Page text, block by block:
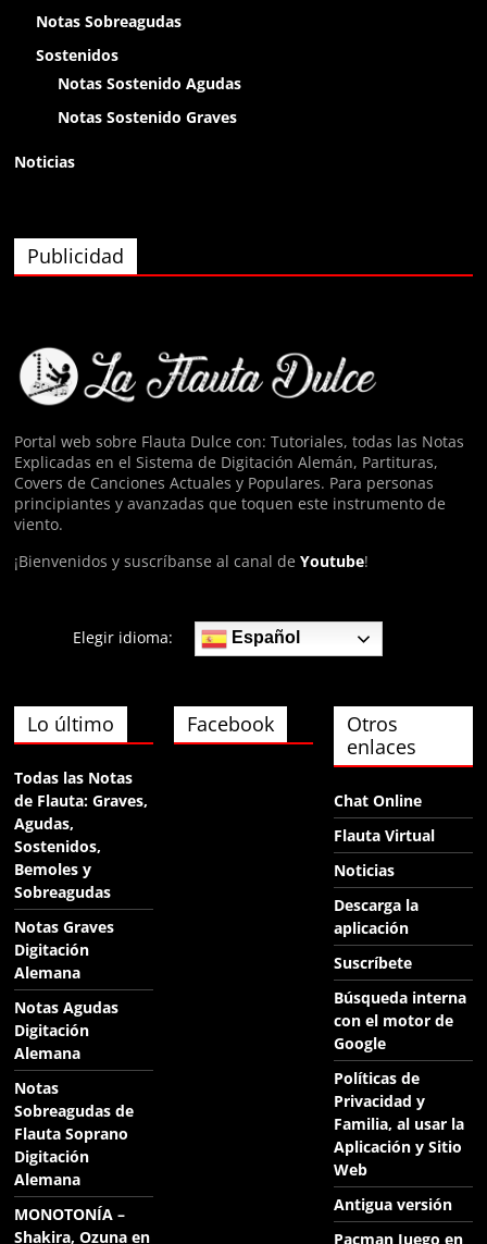
olap
Anónimo138400
olaaa
Anónimo138400
Anónimo139826
eyy
Anónimo140074
hola
Notas Sobreagudas
Sostenidos
Notas Sostenido Agudas
Notas Sostenido Graves
Noticias
Publicidad
Portal web sobre Flauta Dulce con: Tutoriales, todas las Notas
Explicadas en el Sistema de Digitación Alemán, Partituras,
Covers de Canciones Actuales y Populares. Para personas
principiantes y avanzadas que toquen este instrumento de
viento.
¡Bienvenidos y suscríbanse al canal deYoutube!
Elegir idioma: Español
Lo último
Todas las Notas
de Flauta: Graves,
Agudas,
Sostenidos,
Bemoles y
Sobreagudas
Notas Graves
Digitación
Alemana
Notas Agudas
Digitación
Alemana
Notas
Sobreagudas de
Flauta Soprano
Digitación
Alemana
MONOTONÍA –
Shakira, Ozuna en
Facebook
Otros
enlaces
Chat Online
Flauta Virtual
Noticias
Descarga la
aplicación
Suscríbete
Búsqueda interna
con el motor de
Google
Políticas de
Privacidad y
Familia, al usar la
Aplicación y Sitio
Web
Antigua versión
Pacman Juego en